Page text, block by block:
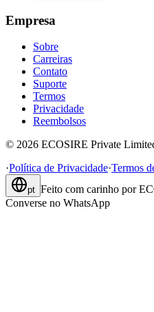
Empresa
Sobre
Carreiras
Contato
Suporte
Termos
Privacidade
Reembolsos
© 2026 ECOSIRE Private
·Política de Privacidade·Termos
pt Feito com carinho por
Converse no WhatsApp